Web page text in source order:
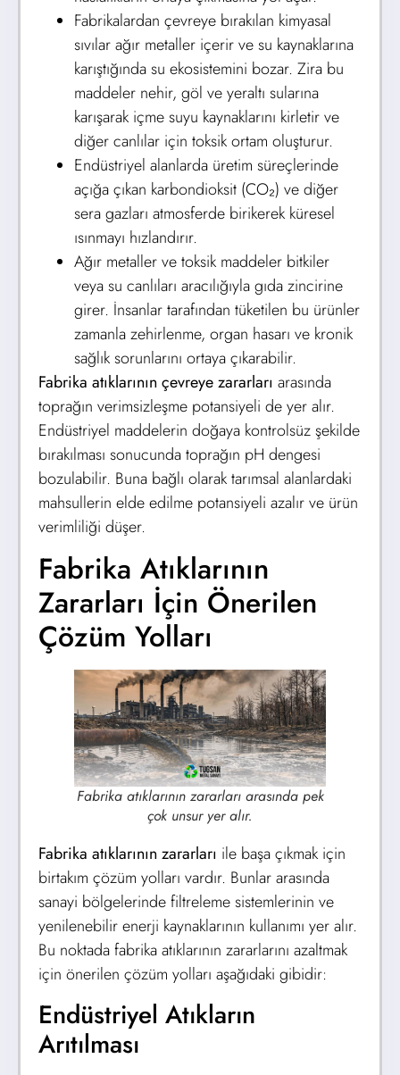
Fabrikalardan çevreye bırakılan kimyasal
sıvılar ağır metaller içerir ve su kaynaklarına
karıştığında su ekosistemini bozar. Zira bu
maddeler nehir, göl ve yeraltı sularına
karışarak içme suyu kaynaklarını kirletir ve
diğer canlılar için toksik ortam oluşturur.
Endüstriyel alanlarda üretim süreçlerinde
açığa çıkan karbondioksit (CO₂) ve diğer
sera gazları atmosferde birikerek küresel
ısınmayı hızlandırır.
Ağır metaller ve toksik maddeler bitkiler
veya su canlıları aracılığıyla gıda zincirine
girer. İnsanlar tarafından tüketilen bu ürünler
zamanla zehirlenme, organ hasarı ve kronik
sağlık sorunlarını ortaya çıkarabilir.
Fabrika atıklarının çevreye zararları arasında
toprağın verimsizleşme potansiyeli de yer alır.
Endüstriyel maddelerin doğaya kontrolsüz şekilde
bırakılması sonucunda toprağın pH dengesi
bozulabilir. Buna bağlı olarak tarımsal alanlardaki
mahsullerin elde edilme potansiyeli azalır ve ürün
verimliliği düşer.
Fabrika Atıklarının
Zararları İçin Önerilen
Çözüm Yolları
Fabrika atıklarının zararları arasında pek
çok unsur yer alır.
Fabrika atıklarının zararları ile başa çıkmak için
birtakım çözüm yolları vardır. Bunlar arasında
sanayi bölgelerinde filtreleme sistemlerinin ve
yenilenebilir enerji kaynaklarının kullanımı yer alır.
Bu noktada fabrika atıklarının zararlarını azaltmak
için önerilen çözüm yolları aşağıdaki gibidir:
Endüstriyel Atıkların
Arıtılması